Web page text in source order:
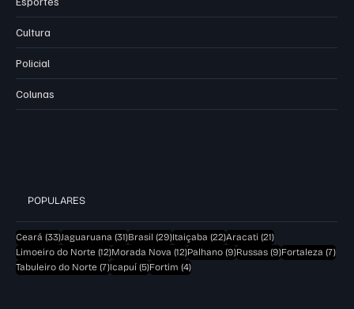
Cultura
Policial
Colunas
POPULARES
Ceará (33)33 posts
Jaguaruana (31)31 posts
Brasil (29)29 posts
Itaiçaba (22)22 posts
Aracati (21)21 posts
Limoeiro do Norte (12)12 posts
Morada Nova (12)12 posts
Palhano (9)9 posts
Russas (9)9 posts
Fortaleza (7)7
Tabuleiro do Norte (7)7 posts
Icapuí (5)5 posts
Fortim (4)4 posts